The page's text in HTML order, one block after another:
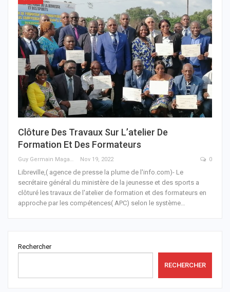
Clôture Des Travaux Sur L’atelier De
Formation Et Des Formateurs
Guy Germain Maganga Nziengui Nov 19, 2022 0
Libreville,( agence de presse la plume de l'info.com)- Le
secrétaire général du ministère de la jeunesse et des sports a
clôturé les travaux de l'atelier de formation et des formateurs en
approche par les compétences( APC) selon le système
Rechercher
RECHERCHER